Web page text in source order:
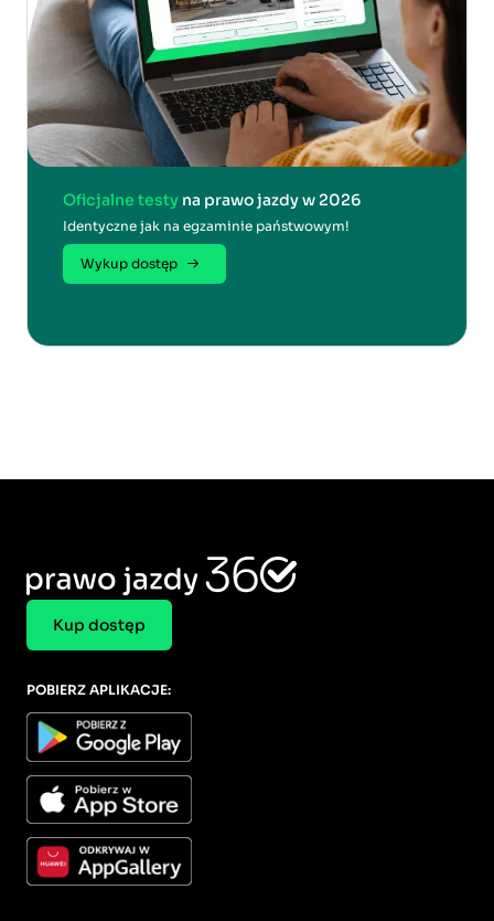
Oficjalne testy na prawo jazdy w 2026
Identyczne jak na egzaminie państwowym!
Wykup dostęp
Kup dostęp
POBIERZ APLIKACJE: